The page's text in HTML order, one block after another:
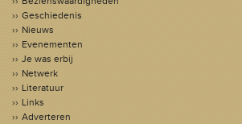
Geschiedenis
Nieuws
Evenementen
Je was erbij
Netwerk
Literatuur
Links
Adverteren